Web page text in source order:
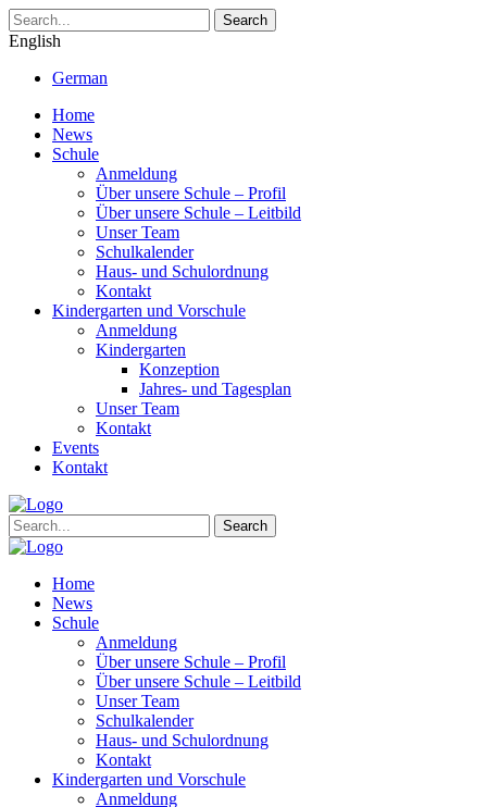
Search
English
German
Home
News
Schule
Anmeldung
Über unsere Schule – Profil
Über unsere Schule – Leitbild
Unser Team
Schulkalender
Haus- und Schulordnung
Kontakt
Kindergarten und Vorschule
Anmeldung
Kindergarten
Konzeption
Jahres- und Tagesplan
Unser Team
Kontakt
Events
Kontakt
Search
Home
News
Schule
Anmeldung
Über unsere Schule – Profil
Über unsere Schule – Leitbild
Unser Team
Schulkalender
Haus- und Schulordnung
Kontakt
Kindergarten und Vorschule
Anmeldung